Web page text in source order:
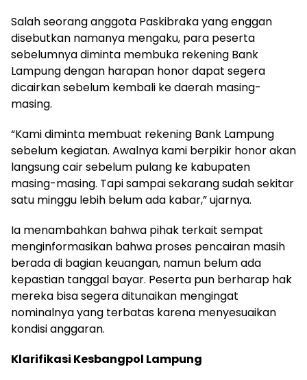
Salah seorang anggota Paskibraka yang enggan
disebutkan namanya mengaku, para peserta
sebelumnya diminta membuka rekening Bank
Lampung dengan harapan honor dapat segera
dicairkan sebelum kembali ke daerah masing-
masing.
“Kami diminta membuat rekening Bank Lampung
sebelum kegiatan. Awalnya kami berpikir honor akan
langsung cair sebelum pulang ke kabupaten
masing-masing. Tapi sampai sekarang sudah sekitar
satu minggu lebih belum ada kabar,” ujarnya.
Ia menambahkan bahwa pihak terkait sempat
menginformasikan bahwa proses pencairan masih
berada di bagian keuangan, namun belum ada
kepastian tanggal bayar. Peserta pun berharap hak
mereka bisa segera ditunaikan mengingat
nominalnya yang terbatas karena menyesuaikan
kondisi anggaran.
Klarifikasi Kesbangpol Lampung